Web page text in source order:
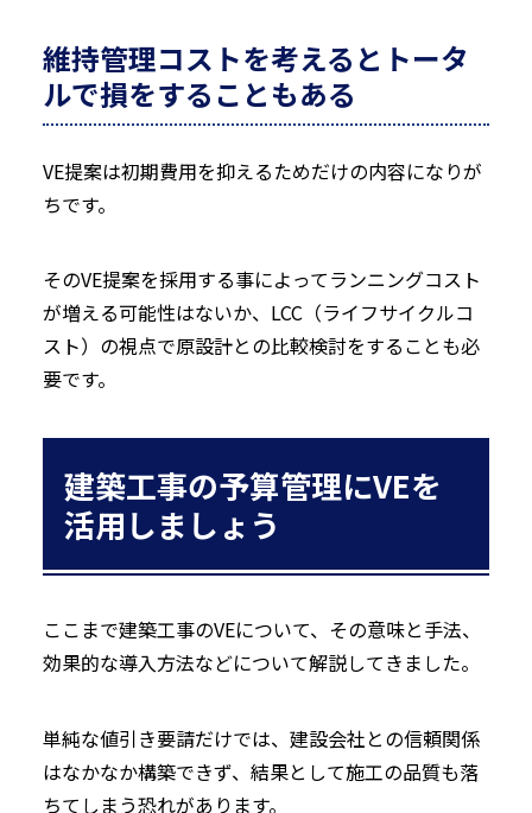
維持管理コストを考えるとトータ
ルで損をすることもある
VE提案は初期費用を抑えるためだけの内容になりが
ちです。
そのVE提案を採用する事によってランニングコスト
が増える可能性はないか、LCC（ライフサイクルコ
スト）の視点で原設計との比較検討をすることも必
要です。
建築工事の予算管理にVEを
活用しましょう
ここまで建築工事のVEについて、その意味と手法、
効果的な導入方法などについて解説してきました。
単純な値引き要請だけでは、建設会社との信頼関係
はなかなか構築できず、結果として施工の品質も落
ちてしまう恐れがあります。